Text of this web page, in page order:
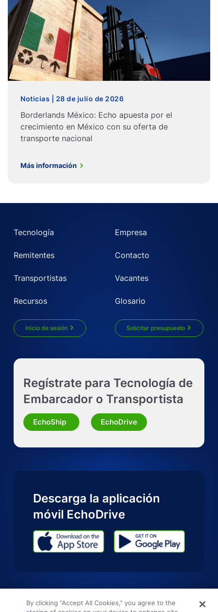
Noticias | 28 de julio de 2026
Borderlands México: Echo apuesta por el
crecimiento en México con su oferta de
transporte nacional
Más información
Tecnología
Remitentes
Transportistas
Recursos
Inicio de sesión
Empresa
Contacto
Vacantes
Glosario
Solicitar presupuesto
Obtenga un presupuesto LTL al instante
Solicitar presupuesto de camión completo
Solicitar presupuesto para otra modalidad
Regístrate para Tecnología de
Embarcador o Transportista
EchoShip EchoDrive
Descarga la aplicación
móvil EchoDrive
By clicking “Accept All Cookies,” you agree to the